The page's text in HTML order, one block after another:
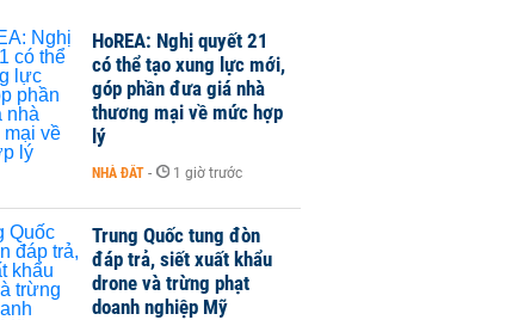
HoREA: Nghị quyết 21
có thể tạo xung lực mới,
góp phần đưa giá nhà
thương mại về mức hợp
lý
NHÀ ĐẤT - 1 giờ trước
Trung Quốc tung đòn
đáp trả, siết xuất khẩu
drone và trừng phạt
doanh nghiệp Mỹ